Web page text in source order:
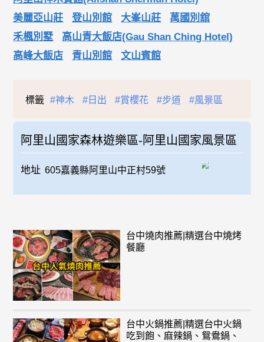
美麗亞山莊
登山別館 大峯山莊
萬國別舘
禾楓別墅
高山青大飯店(Gau Shan Ching Hotel)
高峰大飯店
青山別館 文山賓館
標籤 #神木 #日出 #賞櫻花 #步道 #風景區
阿里山國家森林遊樂區-阿里山國家風景區
地址 605嘉義縣阿里山中正村59號
台中燒肉推薦|精選台中燒烤
餐廳
台中火鍋推薦|精選台中火鍋
吃到飽、麻辣鍋、鴛鴦鍋、